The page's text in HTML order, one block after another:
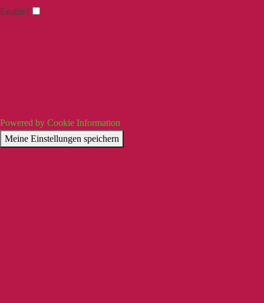
Enable?
Powered by Cookie Information
Meine Einstellungen speichern